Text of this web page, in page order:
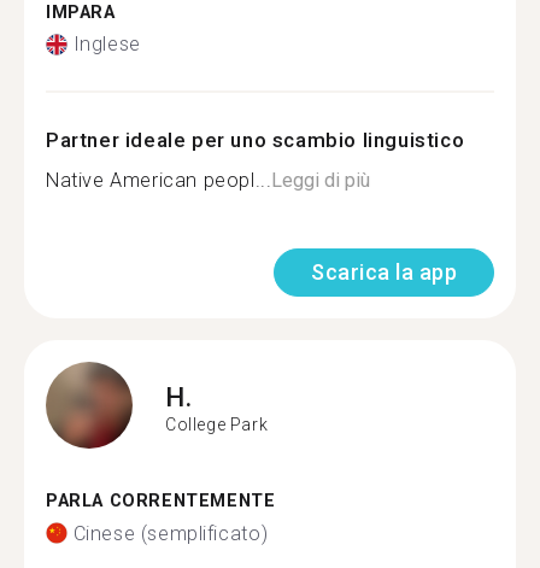
IMPARA
Inglese
Partner ideale per uno scambio linguistico
Native American peopl...Leggi di più
Scarica la app
H.
College Park
PARLA CORRENTEMENTE
Cinese (semplificato)